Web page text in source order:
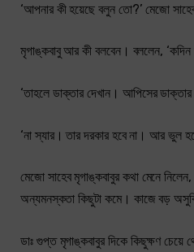
‘আপনার কী হয়েছে বলুন তো?’ মেজো
মৃগাঙ্কবাবু আর কী বলবেন। বললেন, ‘কদিন
‘তাহলে ডাক্তার দেখান। আপিসের
‘না স্যার। তার দরকার হবে না। আর ভুল
মেজো সাহেব মৃগাঙ্কবাবুর কথা মেনে
অন্যমনস্কতা কিছুটা কমে। কাজে বড়
ডাঃ গুপ্ত মৃগাঙ্কবাবুর দিকে কিছুক্ষণ